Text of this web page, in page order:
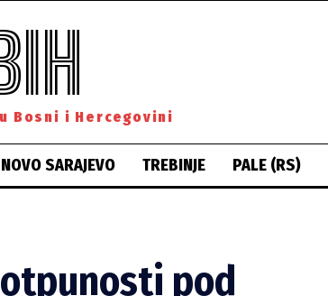
Bosni i Hercegovini
SARAJEVO TREBINJE PALE (RS)
pod